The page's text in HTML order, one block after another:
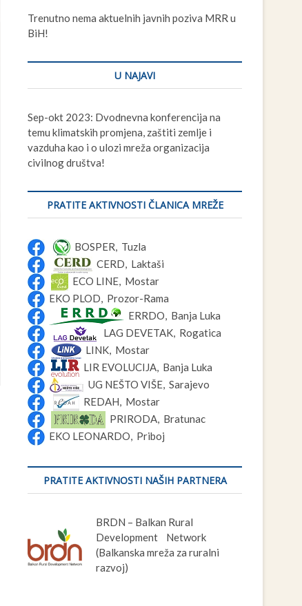
t
Trenutno nema aktuelnih javnih poziva MRR u
BiH!
U NAJAVI
Sep-okt 2023: Dvodnevna konferencija na
temu klimatskih promjena, zaštiti zemlje i
vazduha kao i o ulozi mreža organizacija
civilnog društva!
PRATITE AKTIVNOSTI ČLANICA MREŽE
BOSPER, Tuzla
CERD, Laktaši
ECO LINE, Mostar
EKO PLOD, Prozor-Rama
ERRDO, Banja Luka
LAG DEVETAK, Rogatica
LINK, Mostar
LIR EVOLUCIJA, Banja Luka
UG NEŠTO VIŠE, Sarajevo
REDAH, Mostar
PRIRODA, Bratunac
EKO LEONARDO, Priboj
PRATITE AKTIVNOSTI NAŠIH PARTNERA
BRDN – Balkan Rural
Development Network
(Balkanska mreža za ruralni
razvoj)